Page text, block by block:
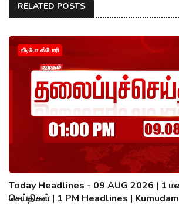
RELATED POSTS
வீடியோ ஸ்டோரி
Today Headlines - 09 AUG 2026 | 1
செய்திகள் | 1 PM Headlines |